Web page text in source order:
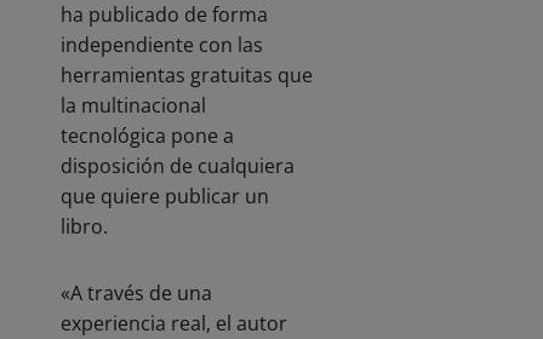
ha publicado de forma
independiente con las
herramientas gratuitas que
la multinacional
tecnológica pone a
disposición de cualquiera
que quiere publicar un
libro.
«A través de una
experiencia real, el autor